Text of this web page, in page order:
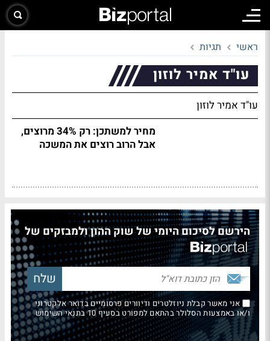
ראשי תגיות
עו"ד אמיר לוזון
עו"ד אמיר לוזון
מחיר למשתכן: רק 34% מרוצים,
אבל הרוב רוצים את המשכה
הירשם לסיכום היומי של שוק ההון ולמבזקים של
אני מאשר קבלת ניוזלטרים ודיוורים פרסומיים בדואר אלקטרוני
ו/או באמצעות הסלולר בהתאם למפורט בסעיף 10 בתנאי השימוש